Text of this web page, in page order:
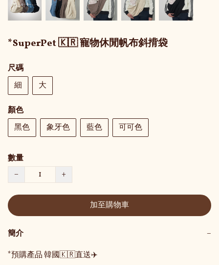
*SuperPet 🇰🇷 寵物休閒帆布斜揹袋
尺碼
細
大
顏色
黑色
象牙色 藍色 可可色
數量
−
+
加至購物車
簡介
−
*預購產品 韓國🇰🇷直送✈️